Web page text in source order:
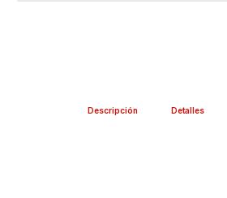
Descripción Detalles